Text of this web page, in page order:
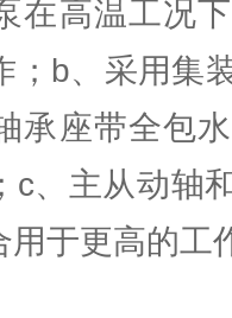
在高温工况
；b、采用集
承座带全包
c、主从动轴
用于更高的工